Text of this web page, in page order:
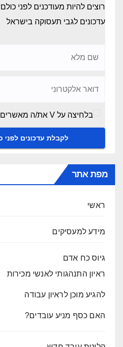
רוצים להיות מעודכנים לפני
עדכונים לגבי תעסוקה בישראל
בלחיצה על V את/ה מאשרים קבלת דיוור מידי פעם
מפת אתר
ראשי
מידע למעסיקים
גיוס כח אדם
ראיון התנהגותי לאנשי מכירות
להגיע מוכן לראיון עבודה
האם כסף מניע עובדים?